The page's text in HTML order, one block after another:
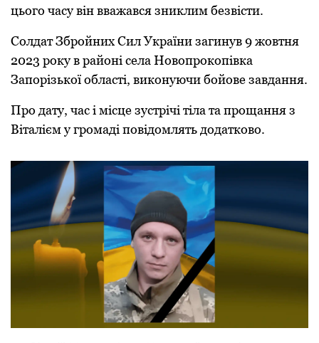
цього часу він вважався зниклим безвісти.
Солдат Збройних Сил України загинув 9 жовтня
2023 року в районі села Новопрокопівка
Запорізької області, виконуючи бойове завдання.
Про дату, час і місце зустрічі тіла та прощання з
Віталієм у громаді повідомлять додатково.